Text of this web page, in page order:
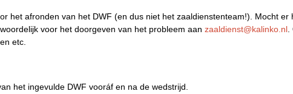
het afronden van het DWF (en dus niet het zaaldienstenteam!). Mocht
voor het doorgeven van het probleem aan zaaldienst@kalinko.nl
etc.
het ingevulde DWF vooráf en na de wedstrijd.